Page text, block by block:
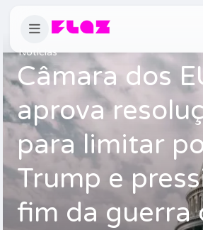
Notícias
Câmara dos
aprova
para limitar
Trump e
fim da guerra